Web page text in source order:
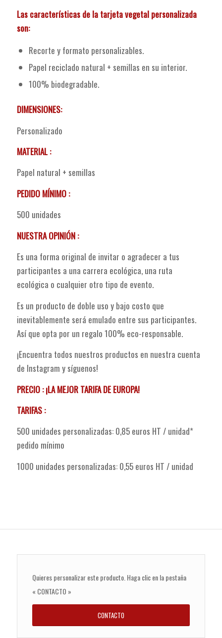
Las características de la tarjeta vegetal personalizada
son:
Recorte y formato personalizables.
Papel reciclado natural + semillas en su interior.
100% biodegradable.
DIMENSIONES:
Personalizado
MATERIAL :
Papel natural + semillas
PEDIDO MÍNIMO :
500 unidades
NUESTRA OPINIÓN :
Es una forma original de invitar o agradecer a tus
participantes a una carrera ecológica, una ruta
ecológica o cualquier otro tipo de evento.
Es un producto de doble uso y bajo costo que
inevitablemente será emulado entre sus participantes.
Así que opta por un regalo 100% eco-responsable.
¡Encuentra todos nuestros productos en nuestra cuenta
de Instagram y síguenos!
PRECIO : ¡LA MEJOR TARIFA DE EUROPA!
TARIFAS :
500 unidades personalizadas: 0,85 euros HT / unidad*
pedido mínimo
1000 unidades personalizadas: 0,55 euros HT / unidad
Quieres personalizar este producto. Haga clic en la pestaña
« CONTACTO »
CONTACTO